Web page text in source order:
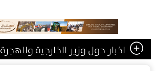
اخبار حول وزير الخارجية والهجرة